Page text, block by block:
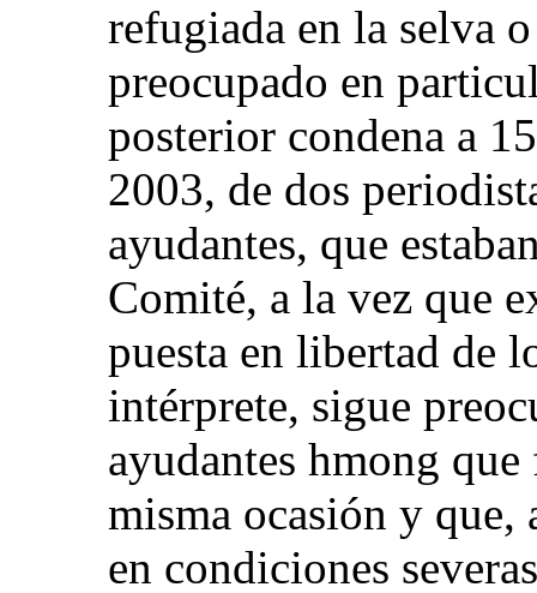
refugiada en la selva
preocupado en
posterior condena a
2003, de dos
ayudantes, que
Comité, a la vez que
puesta en libertad de
intérprete, sigue
ayudantes hmong
misma ocasión y que,
en condiciones